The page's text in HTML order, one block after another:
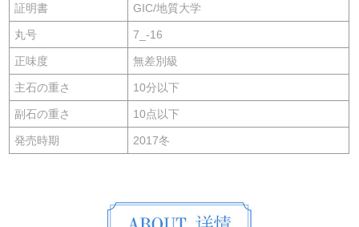
証明書 GIC/地質大学
丸号 7_-16
正味度 無差別級
主石の重さ 10分以下
副石の重さ 10点以下
発売時期 2017冬